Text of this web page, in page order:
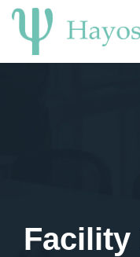
Facility